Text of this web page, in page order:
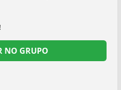
NO GRUPO